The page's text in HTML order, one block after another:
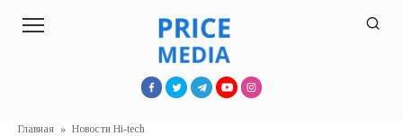
Главная » Новости Hi-tech